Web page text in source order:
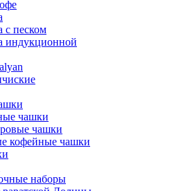
с песком
индукционной
чашки
чашки
кофейные чашки
наборы